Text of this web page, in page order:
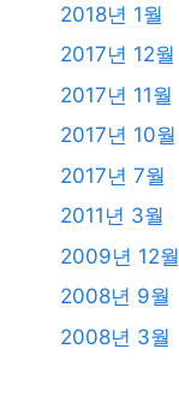
2018년 1월
2017년 12월
2017년 11월
2017년 10월
2017년 7월
2011년 3월
2009년 12월
2008년 9월
2008년 3월